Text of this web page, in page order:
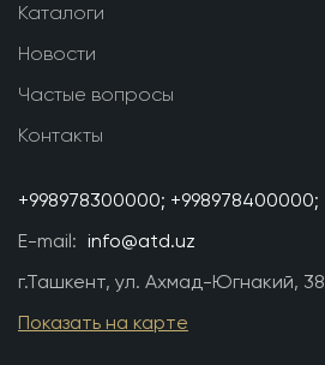
Каталоги
Новости
Частые вопросы
Контакты
+998978300000; +998978400000;
E-mail: info@atd.uz
г.Ташкент, ул. Ахмад-Югнакий, 38
Показать на карте